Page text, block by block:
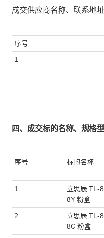
成交供应商名称、联系地
序号
1
四、成交标的名称、规格
序号 标的名称
1
立思辰 TL-
8Y 粉盒
2
立思辰 TL-
8C 粉盒